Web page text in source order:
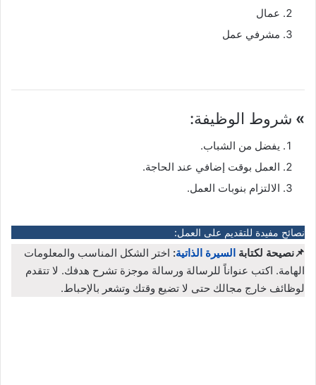
عمال
مشرفي عمل
» شروط الوظيفة:
يفضل من الشباب.
العمل بوقت إضافي عند الحاجة.
الالتزام بنوبات العمل.
نصائح مفيدة للتقديم على العمل:
📌نصيحة لكتابة السيرة الذاتية: اختر الشكل المناسب والمعلومات
الهامة. اكتب عنواناً للرسالة ورسالة موجزة تشرح هدفك. لا تتقدم
لوظائف خارج مجالك حتى لا تضيع وقتك وتشعر بالإحباط.